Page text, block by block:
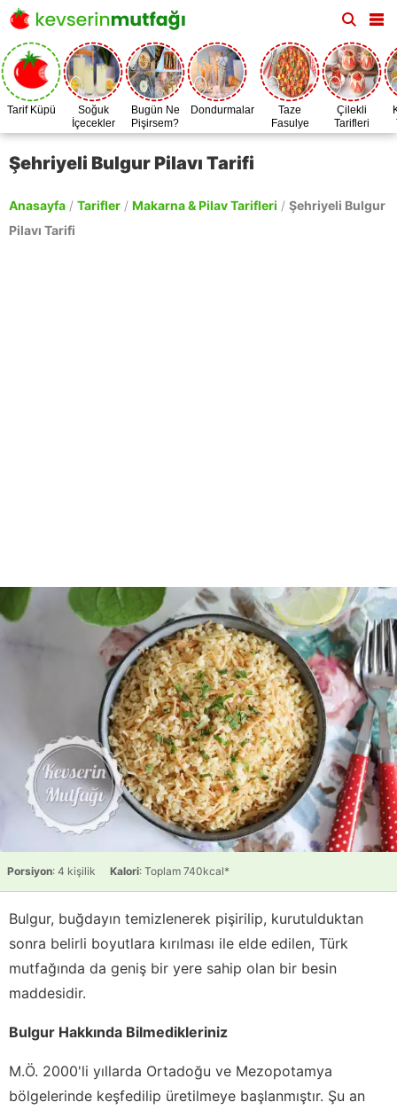
Tarif Küpü
Soğuk
İçecekler
Bugün Ne
Pişirsem?
Dondurmalar
Taze
Fasulye
Zamanı
Çilekli
Tarifleri
Şehriyeli Bulgur Pilavı Tarifi
Anasayfa / Tarifler / Makarna & Pilav Tarifleri / Şehriyeli Bulgur
Pilavı Tarifi
Porsiyon: 4 kişilik Kalori: Toplam 740kcal*
Bulgur, buğdayın temizlenerek pişirilip, kurutulduktan
sonra belirli boyutlara kırılması ile elde edilen, Türk
mutfağında da geniş bir yere sahip olan bir besin
maddesidir.
Bulgur Hakkında Bilmedikleriniz
M.Ö. 2000'li yıllarda Ortadoğu ve Mezopotamya
bölgelerinde keşfedilip üretilmeye başlanmıştır. Şu an